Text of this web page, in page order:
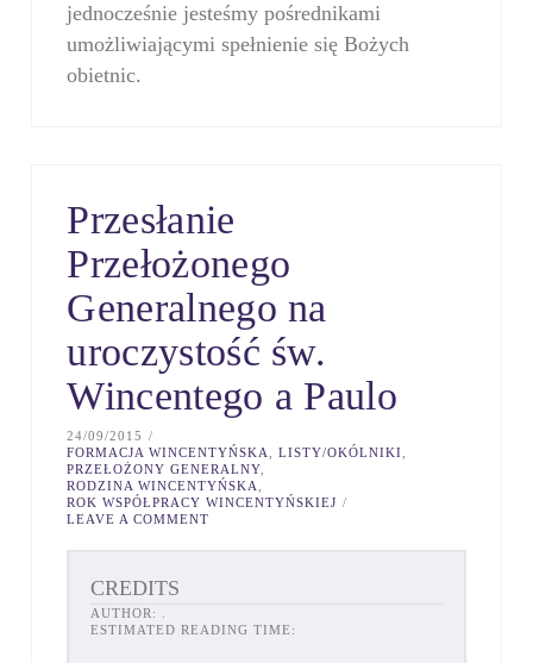
jednocześnie jesteśmy pośrednikami
umożliwiającymi spełnienie się Bożych
obietnic.
Przesłanie
Przełożonego
Generalnego na
uroczystość św.
Wincentego a Paulo
24/09/2015
FORMACJA WINCENTYŃSKA
,LISTY/OKÓLNIKI
PRZEŁOŻONY GENERALNY
RODZINA WINCENTYŃSKA
ROK WSPÓŁPRACY WINCENTYŃSKIEJ
LEAVE A COMMENT
CREDITS
AUTHOR:
ESTIMATED READING TIME: